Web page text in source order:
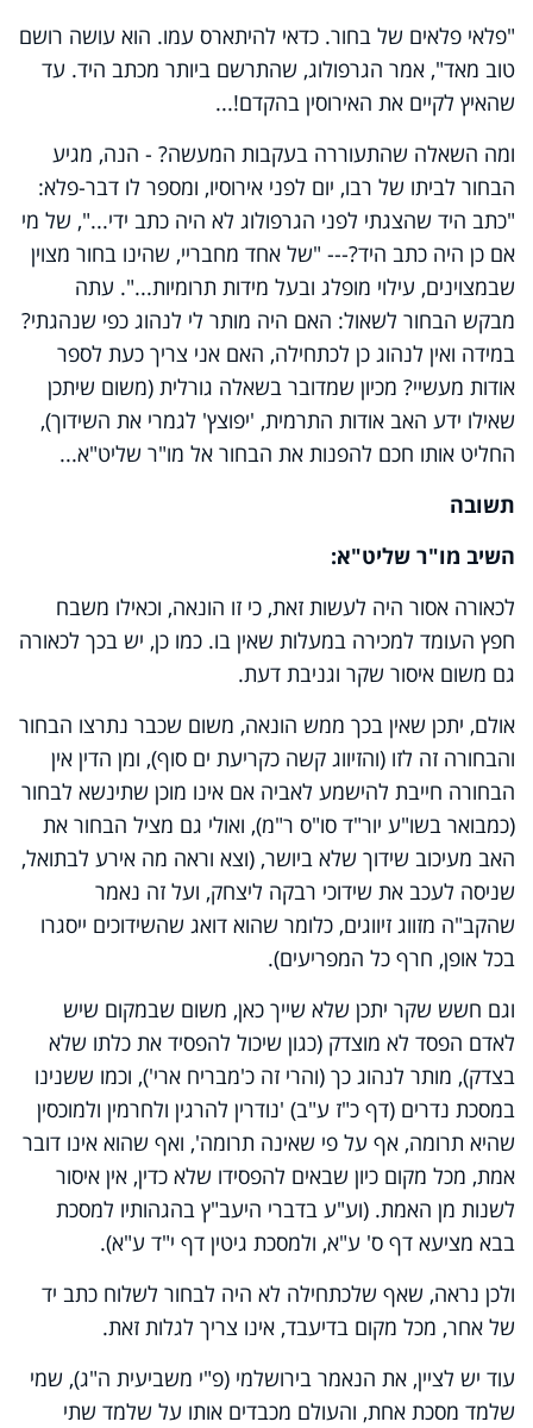
"פלאי פלאים של בחור. כדאי להיתארס עמו. הוא עושה רושם
טוב מאד", אמר הגרפולוג, שהתרשם ביותר מכתב היד. עד
שהאיץ לקיים את האירוסין בהקדם!...
ומה השאלה שהתעוררה בעקבות המעשה? - הנה, מגיע
הבחור לביתו של רבו, יום לפני אירוסיו, ומספר לו דבר-פלא:
"כתב היד שהצגתי לפני הגרפולוג לא היה כתב ידי...", של מי
אם כן היה כתב היד?--- "של אחד מחבריי, שהינו בחור מצוין
שבמצוינים, עילוי מופלג ובעל מידות תרומיות...". עתה
מבקש הבחור לשאול: האם היה מותר לי לנהוג כפי שנהגתי?
במידה ואין לנהוג כן לכתחילה, האם אני צריך כעת לספר
אודות מעשיי? מכיון שמדובר בשאלה גורלית (משום שיתכן
שאילו ידע האב אודות התרמית, 'יפוצץ' לגמרי את השידוך),
החליט אותו חכם להפנות את הבחור אל מו"ר שליט"א...
תשובה
השיב מו"ר שליט"א:
לכאורה אסור היה לעשות זאת, כי זו הונאה, וכאילו משבח
חפץ העומד למכירה במעלות שאין בו. כמו כן, יש בכך לכאורה
גם משום איסור שקר וגניבת דעת.
אולם, יתכן שאין בכך ממש הונאה, משום שכבר נתרצו הבחור
והבחורה זה לזו (והזיווג קשה כקריעת ים סוף), ומן הדין אין
הבחורה חייבת להישמע לאביה אם אינו מוכן שתינשא לבחור
(כמבואר בשו"ע יור"ד סו"ס ר"מ), ואולי גם מציל הבחור את
האב מעיכוב שידוך שלא ביושר, (וצא וראה מה אירע לבתואל,
שניסה לעכב את שידוכי רבקה ליצחק, ועל זה נאמר
שהקב"ה מזווג זיווגים, כלומר שהוא דואג שהשידוכים ייסגרו
בכל אופן, חרף כל המפריעים).
וגם חשש שקר יתכן שלא שייך כאן, משום שבמקום שיש
לאדם הפסד לא מוצדק (כגון שיכול להפסיד את כלתו שלא
בצדק), מותר לנהוג כך (והרי זה כ'מבריח ארי'), וכמו ששנינו
במסכת נדרים (דף כ"ז ע"ב) 'נודרין להרגין ולחרמין ולמוכסין
שהיא תרומה, אף על פי שאינה תרומה', ואף שהוא אינו דובר
אמת, מכל מקום כיון שבאים להפסידו שלא כדין, אין איסור
לשנות מן האמת. (וע"ע בדברי היעב"ץ בהגהותיו למסכת
בבא מציעא דף ס' ע"א, ולמסכת גיטין דף י"ד ע"א).
ולכן נראה, שאף שלכתחילה לא היה לבחור לשלוח כתב יד
של אחר, מכל מקום בדיעבד, אינו צריך לגלות זאת.
עוד יש לציין, את הנאמר בירושלמי (פ"י משביעית ה"ג), שמי
שלמד מסכת אחת, והעולם מכבדים אותו על שלמד שתי